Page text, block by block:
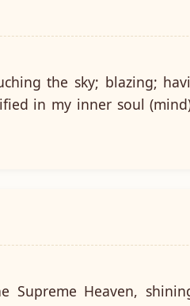
the sky; blazing;
in my inner soul
Supreme Heaven,